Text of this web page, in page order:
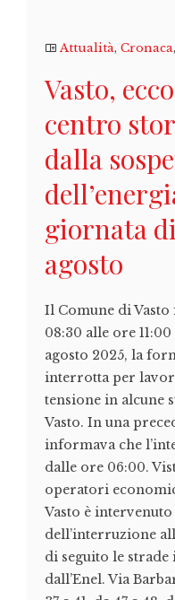
Attualità, Cronaca,
Vasto,
centro
dalla
giornata
agosto
Il Comune di Vasto
08:30 alle ore
agosto 2025, la
interrotta per
tensione in alcune
Vasto. In una
informava che
dalle ore 06:00.
operatori
Vasto è
dell’interruzione
di seguito le strade
dall’Enel. Via